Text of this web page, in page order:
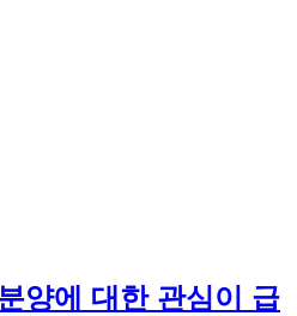
양에 대한 관심이 급